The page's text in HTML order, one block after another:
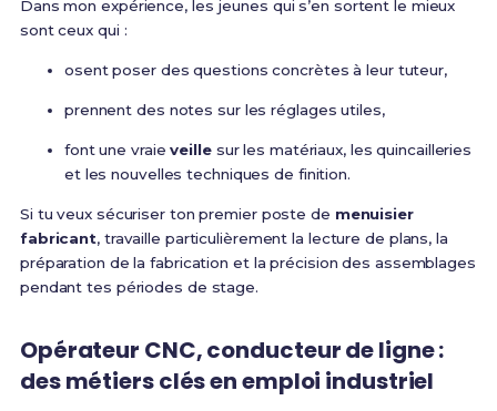
Dans mon expérience, les jeunes qui s’en sortent le mieux
sont ceux qui :
osent poser des questions concrètes à leur tuteur,
prennent des notes sur les réglages utiles,
font une vraieveillesur les matériaux, les quincailleries
et les nouvelles techniques de finition.
Si tu veux sécuriser ton premier poste de menuisier
fabricant, travaille particulièrement la lecture de plans, la
préparation de la fabrication et la précision des assemblages
pendant tes périodes de stage.
Opérateur CNC, conducteur de ligne :
des métiers clés en emploi industriel